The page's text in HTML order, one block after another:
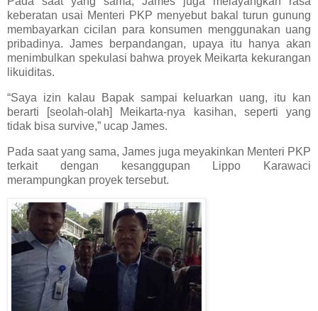
keberatan usai Menteri PKP menyebut bakal turun gunung
membayarkan cicilan para konsumen menggunakan uang
pribadinya. James berpandangan, upaya itu hanya akan
menimbulkan spekulasi bahwa proyek Meikarta kekurangan
likuiditas.
“Saya izin kalau Bapak sampai keluarkan uang, itu kan
berarti [seolah-olah] Meikarta-nya kasihan, seperti yang
tidak bisa survive,” ucap James.
Pada saat yang sama, James juga meyakinkan Menteri PKP
terkait dengan kesanggupan Lippo Karawaci
merampungkan proyek tersebut.